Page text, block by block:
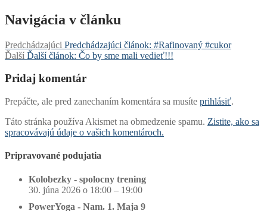
Navigácia v článku
Predchádzajúci Predchádzajúci článok: ‪#‎Rafinovaný‬ ‪#‎cukor‬
Ďalší Ďalší článok: Čo by sme mali vedieť!!!
Pridaj komentár
Prepáčte, ale pred zanechaním komentára sa musíte prihlásiť.
Táto stránka používa Akismet na obmedzenie spamu. Zistite, ako sa
spracovávajú údaje o vašich komentároch.
Pripravované podujatia
Kolobezky - spolocny trening
30. júna 2026 o 18:00 – 19:00
PowerYoga - Nam. 1. Maja 9